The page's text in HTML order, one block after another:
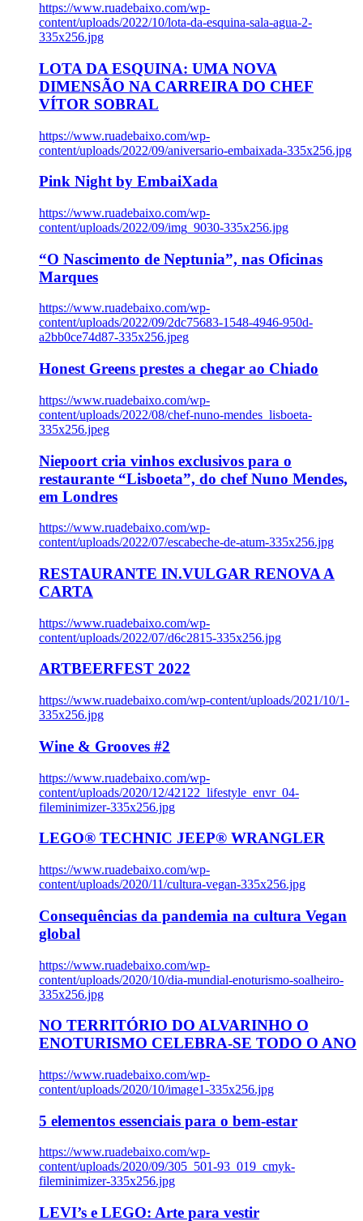
https://www.ruadebaixo.com/wp-
content/uploads/2022/10/lota-da-esquina-sala-agua-2-
335x256.jpg
LOTA DA ESQUINA: UMA NOVA
DIMENSÃO NA CARREIRA DO CHEF
VÍTOR SOBRAL
https://www.ruadebaixo.com/wp-
content/uploads/2022/09/aniversario-embaixada-335x256.jpg
Pink Night by EmbaiXada
https://www.ruadebaixo.com/wp-
content/uploads/2022/09/img_9030-335x256.jpg
“O Nascimento de Neptunia”, nas Oficinas
Marques
https://www.ruadebaixo.com/wp-
content/uploads/2022/09/2dc75683-1548-4946-950d-
a2bb0ce74d87-335x256.jpeg
Honest Greens prestes a chegar ao Chiado
https://www.ruadebaixo.com/wp-
content/uploads/2022/08/chef-nuno-mendes_lisboeta-
335x256.jpeg
Niepoort cria vinhos exclusivos para o
restaurante “Lisboeta”, do chef Nuno Mendes,
em Londres
https://www.ruadebaixo.com/wp-
content/uploads/2022/07/escabeche-de-atum-335x256.jpg
RESTAURANTE IN.VULGAR RENOVA A
CARTA
https://www.ruadebaixo.com/wp-
content/uploads/2022/07/d6c2815-335x256.jpg
ARTBEERFEST 2022
https://www.ruadebaixo.com/wp-content/uploads/2021/10/1-
335x256.jpg
Wine & Grooves #2
https://www.ruadebaixo.com/wp-
content/uploads/2020/12/42122_lifestyle_envr_04-
fileminimizer-335x256.jpg
LEGO® TECHNIC JEEP® WRANGLER
https://www.ruadebaixo.com/wp-
content/uploads/2020/11/cultura-vegan-335x256.jpg
Consequências da pandemia na cultura Vegan
global
https://www.ruadebaixo.com/wp-
content/uploads/2020/10/dia-mundial-enoturismo-soalheiro-
335x256.jpg
NO TERRITÓRIO DO ALVARINHO O
ENOTURISMO CELEBRA-SE TODO O ANO
https://www.ruadebaixo.com/wp-
content/uploads/2020/10/image1-335x256.jpg
5 elementos essenciais para o bem-estar
https://www.ruadebaixo.com/wp-
content/uploads/2020/09/305_501-93_019_cmyk-
fileminimizer-335x256.jpg
LEVI’s e LEGO: Arte para vestir